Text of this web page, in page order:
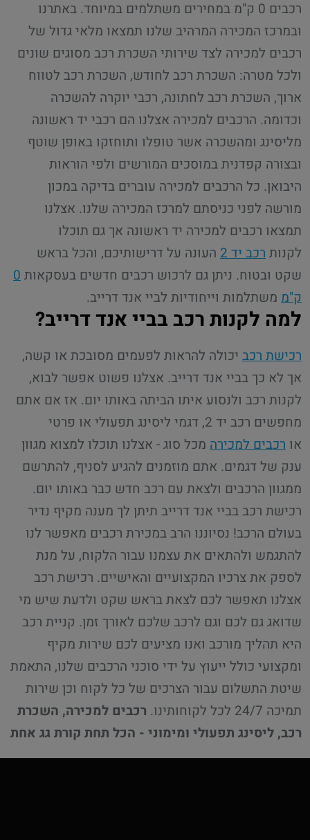
רכבים 0 ק"מ במחירים משתלמים במיוחד. באתרנו
ובמרכז המכירה המרהיב שלנו תמצאו מלאי גדול של
רכבים למכירה לצד שירותי השכרת רכב מסוגים שונים
ולכל מטרה: השכרת רכב לחודש, השכרת רכב לטווח
ארוך, השכרת רכב לחתונה, רכבי יוקרה להשכרה
וכדומה. הרכבים למכירה אצלנו הם רכבי יד ראשונה
מליסינג ומהשכרה אשר טופלו ותוחזקו באופן שוטף
ובצורה קפדנית במוסכים המורשים ולפי הוראות
היבואן. כל הרכבים למכירה עוברים בדיקה במכון
מורשה לפני כניסתם למרכז המכירה שלנו. אצלנו
תמצאו רכבים למכירה יד ראשונה אך גם תוכלו
לקנות רכב יד 2
העונה על דרישותיכם, והכל בראש
שקט ובטוח. ניתן גם לרכוש רכבים חדשים בעסקאות 0
ק"מ משתלמות וייחודיות לביי אנד דרייב.
למה לקנות רכב בביי אנד דרייב?
רכישת רכב יכולה להראות לפעמים מסובכת או קשה,
אך לא כך בביי אנד דרייב. אצלנו פשוט אפשר לבוא,
לקנות רכב ולנסוע איתו הביתה באותו יום. אז אם אתם
מחפשים רכב יד 2, דגמי ליסינג תפעולי או פרטי
או רכבים למכירה מכל סוג - אצלנו תוכלו למצוא מגוון
ענק של דגמים. אתם מוזמנים להגיע לסניף, להתרשם
ממגוון הרכבים ולצאת עם רכב חדש כבר באותו יום.
רכישת רכב בביי אנד דרייב תיתן לך מענה מקיף נדיר
בעולם הרכב! נסיוננו הרב במכירת רכבים מאפשר לנו
להתגמש ולהתאים את עצמנו עבור הלקוח, על מנת
לספק את צרכיו המקצועיים והאישיים. רכישת רכב
אצלנו תאפשר לכם לצאת בראש שקט ולדעת שיש מי
שדואג גם לכם וגם לרכב שלכם לאורך זמן. קניית רכב
היא תהליך מורכב ואנו מציעים לכם שירות מקיף
ומקצועי כולל ייעוץ על ידי סוכני הרכבים שלנו, התאמת
שיטת התשלום עבור הצרכים של כל לקוח וכן שירות
תמיכה 24/7 לכל לקוחותינו.
רכבים למכירה, השכרת
רכב, ליסינג תפעולי ומימוני - הכל תחת קורת גג אחת